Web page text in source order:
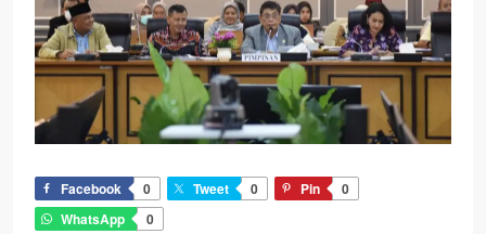
Facebook 0 Tweet 0 Pin
0
WhatsApp
0